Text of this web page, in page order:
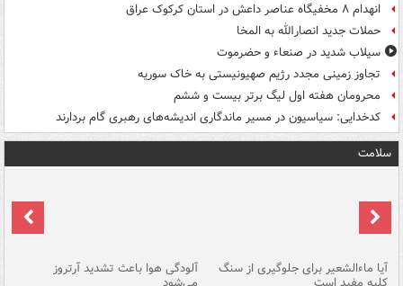
انهدام ۸ مخفیگاه عناصر داعش در استان کرکوک عراق
حملات جدید انصارالله به المخا
سیلاب شدید در صنعاء و حضرموت
تجاوز زمینی مجدد رژیم صهیونیستی به خاک سوریه
محرومان هفته اول لیگ برتر بیست و ششم
کدخدایی: سیاسیون در مسیر ماندگاری اندیشه‌های رهبری گام بردارند
سلامت
آیا ماءالشعیر برای جلوگیری از سنگ آلودگی هوا باعث تشدید آرتروز